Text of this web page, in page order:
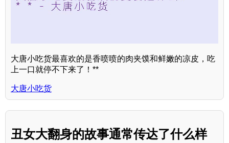
大唐小吃货最喜欢的是香喷喷的肉夹馍和鲜嫩的凉皮，吃
上一口就停不下来了！**
大唐小吃货
丑女大翻身的故事通常传达了什么样